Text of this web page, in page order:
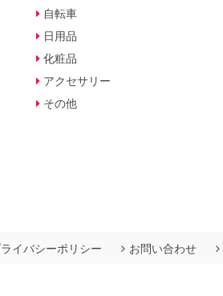
自転車
日用品
化粧品
アクセサリー
その他
イバシーポリシー お問い合わせ